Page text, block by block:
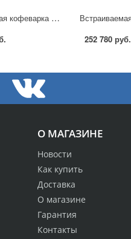
Встраиваемая кофеварка GRAUDE KV 45.0 SG в Москве
252 780 руб.
О МАГАЗИНЕ
Новости
Как купить
Доставка
О магазине
Гарантия
Контакты